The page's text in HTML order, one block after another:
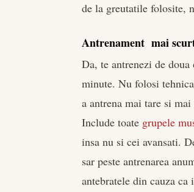
de la greutatile folosite,
Antrenament mai
Da, te antrenezi de
minute. Nu folosi
a antrena mai tare si
Include toate grupele
insa nu si cei avansati.
sar peste antrenarea
antebratele din cauza